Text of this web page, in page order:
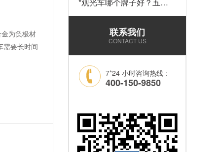
为负极材
需要长时间
43800元14座锂电观光车
——选靠谱品牌，看质量
和耐用就够了！…
联系我们
CONTACT US
7*24 小时咨询热线 :
400-150-9850